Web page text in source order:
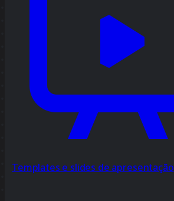
Templates e slides de apresentação